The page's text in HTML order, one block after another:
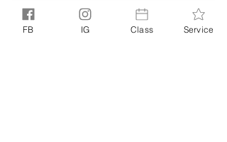
FB IG Class Service